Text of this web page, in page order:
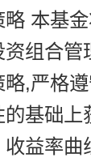
本基
组合
,严格
基础
益率